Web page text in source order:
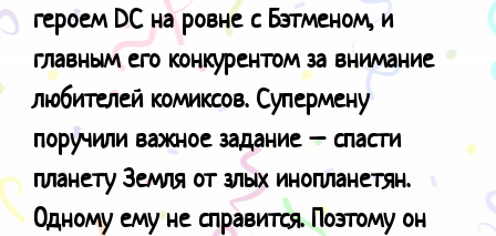
героем DC на ровне с Бэтменом, и
главным его конкурентом за внимание
любителей комиксов. Супермену
поручили важное задание – спасти
планету Земля от злых инопланетян.
Одному ему не справится. Поэтому он